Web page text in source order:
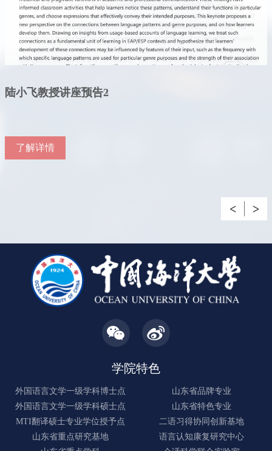
二语习得跨学科研究团队：“混合效应模型在二语习得
【本站讯】2026年6月24日下午，由山东省二语习得跨学科研
4顺利召开。美国宾夕法尼亚州立大学应用语言学教授、博士
来一场兼具方法学深度与实操指导性的学术...
二语习得跨学科研究团队：“语言句式与体裁目的的关
【本站讯】2026年6月23日，由山东省二语习得跨学科研究实
利召开。美国宾夕法尼亚州立大学应用语言学教授、博士生导
理论深度与实践导向的学术分享。讲座由陈...
陆小飞教授“外语教学与研究视域下的功能性与批判性
【本站讯】2026年6月22日，宾夕法尼亚州立大学应用语言学
学术讲座。讲座由刘颖颖副教授主持，外国语学院及校内相关
具提供了兼具理论性与实操性的指导。讲座伊...
陆小飞教授讲座预告3
了解详情
陆小飞教授讲座预告2
了解详情
陆小飞教授讲座预告1
了解详情
学院特色
外国语言文学一级学科博士点
山东省品牌专业
外国语言文学一级学科硕士点
山东省特色专业
MTI翻译硕士专业学位授予点
二语习得协同创新基地
山东省重点研究基地
语言认知康复研究中心